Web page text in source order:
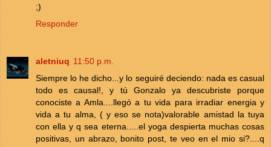
;)
Responder
aletniuq 11:50 p.m.
Siempre lo he dicho...y lo seguiré deciendo: nada es casual
todo es causal!, y tú Gonzalo ya descubriste porque
conociste a Amla....llegó a tu vida para irradiar energia y
vida a tu alma, ( y eso se nota)valorable amistad la tuya
con ella y q sea eterna.....el yoga despierta muchas cosas
positivas, un abrazo, bonito post, te veo en el mio si?....q